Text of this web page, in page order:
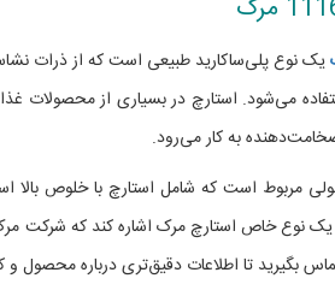
یک نوع پلی‌ساکارید طبیعی است که از ذرات
می‌شود. استارچ در بسیاری از محصولات
به کار می‌رود.
به محصولی مربوط است که شامل استارچ با خلوص
بگیرید تا اطلاعات دقیق‌تری درباره محصول و